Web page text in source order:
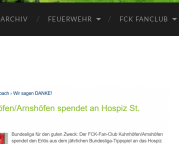
ARCHIV FEUERWEHR FCK FANCLUB